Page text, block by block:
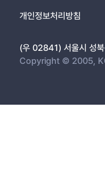
개인정보처리방침
(우 02841) 서울시 성
Copyright © 2005,